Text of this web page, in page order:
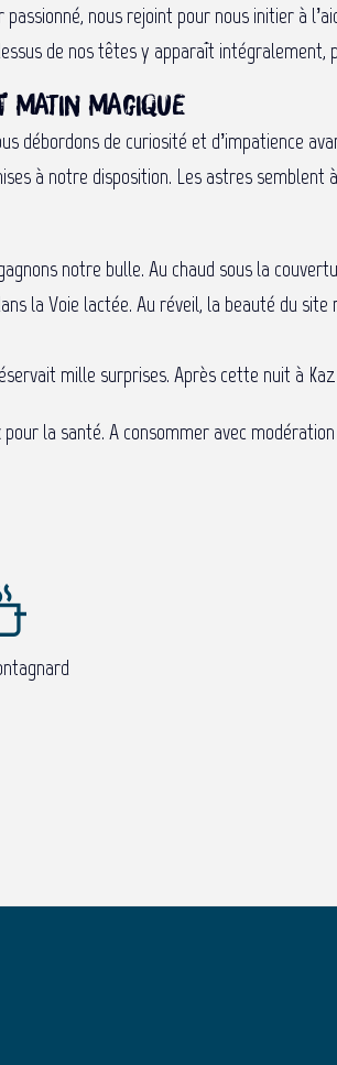
nous rejoint pour nous initier à
de nos têtes y apparaît intégralement,
matin magique
débordons de curiosité et d’impatience
à notre disposition. Les astres semblent
notre bulle. Au chaud sous la
la Voie lactée. Au réveil, la beauté du
mille surprises. Après cette nuit à
pour la santé. A consommer avec